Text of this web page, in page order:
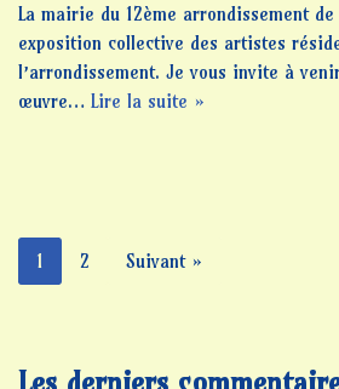
La mairie du 12ème arrondissement
exposition collective des artistes
l’arrondissement. Je vous invite à
œuvre… Lire la suite »
1 2 Suivant »
Les derniers